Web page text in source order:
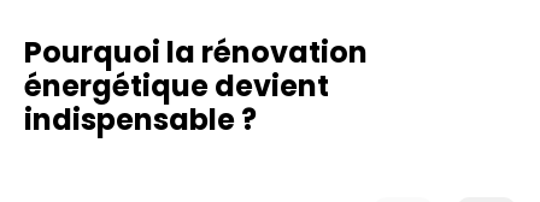
Pourquoi la rénovation
énergétiquedevient
indispensable ?